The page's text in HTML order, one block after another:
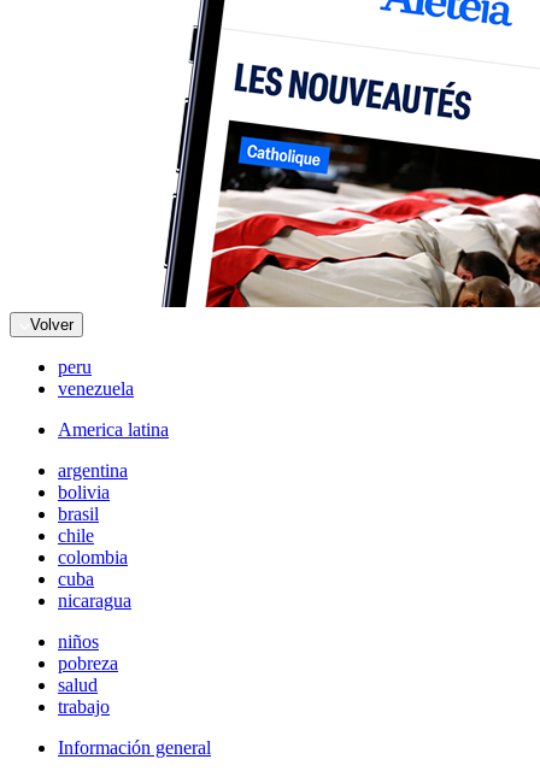
Volver
peru
venezuela
America latina
argentina
bolivia
brasil
chile
colombia
cuba
nicaragua
niños
pobreza
salud
trabajo
Información general